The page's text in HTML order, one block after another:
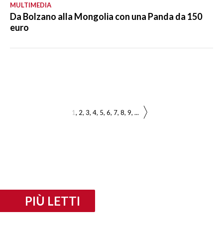
MULTIMEDIA
Da Bolzano alla Mongolia con una Panda da 150
euro
1 2 3 4 5 6 7 8 9 ...
PIÙ LETTI